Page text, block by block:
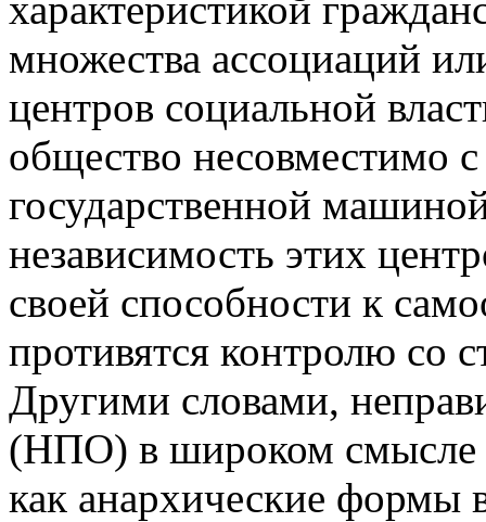
множества ассоциаций
центров социальной
общество несовместимо
государственной
независимость этих
своей способности к
противятся контролю со
Другими словами,
(НПО) в широком смысле
как анархические формы